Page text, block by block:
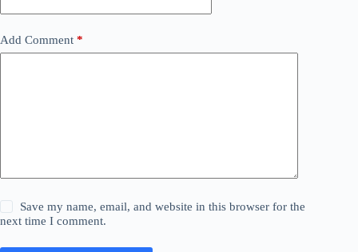
Add Comment *
Save my name, email, and website in this browser for the
next time I comment.